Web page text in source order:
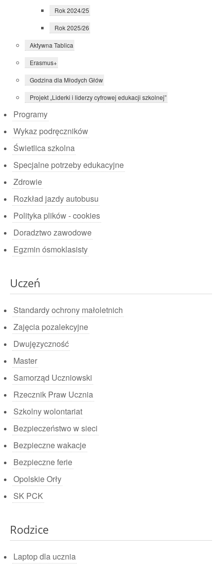
Rok 2024/25
Rok 2025/26
Aktywna Tablica
Erasmus+
Godzina dla Młodych Głów
Projekt „Liderki i liderzy cyfrowej edukacji szkolnej”
Programy
Wykaz podręczników
Świetlica szkolna
Specjalne potrzeby edukacyjne
Zdrowie
Rozkład jazdy autobusu
Polityka plików - cookies
Doradztwo zawodowe
Egzmin ósmoklasisty
Uczeń
Standardy ochrony małoletnich
Zajęcia pozalekcyjne
Dwujęzyczność
Master
Samorząd Uczniowski
Rzecznik Praw Ucznia
Szkolny wolontariat
Bezpieczeństwo w sieci
Bezpieczne wakacje
Bezpieczne ferie
Opolskie Orły
SK PCK
Rodzice
Laptop dla ucznia